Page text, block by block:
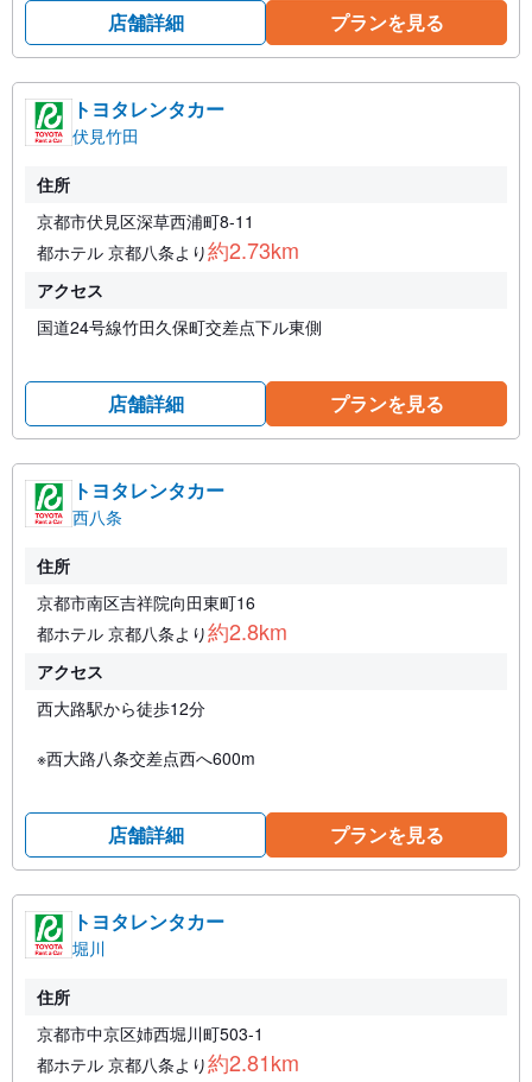
店舗詳細 プランを見る
トヨタレンタカー
伏見竹田
住所
京都市伏見区深草西浦町8-11
都ホテル 京都八条より約2.73km
アクセス
国道24号線竹田久保町交差点下ル東側
店舗詳細 プランを見る
トヨタレンタカー
西八条
住所
京都市南区吉祥院向田東町16
都ホテル 京都八条より約2.8km
アクセス
西大路駅から徒歩12分
※西大路八条交差点西へ600m
店舗詳細 プランを見る
トヨタレンタカー
堀川
住所
京都市中京区姉西堀川町503-1
都ホテル 京都八条より約2.81km